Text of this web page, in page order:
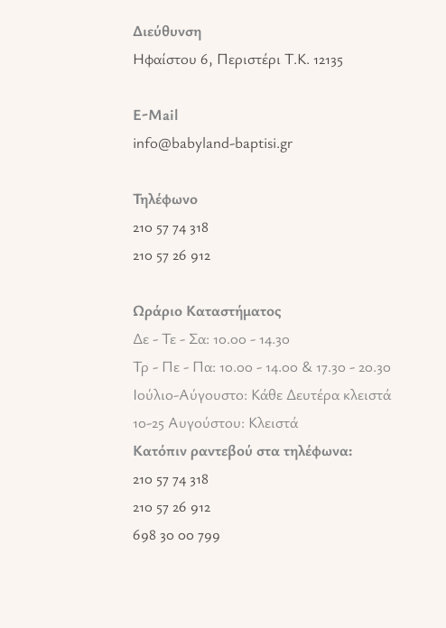
Διεύθυνση
Ηφαίστου 6, Περιστέρι T.K. 12135
E-Mail
info@babyland-baptisi.gr
Τηλέφωνο
210 57 74 318
210 57 26 912
Ωράριο Καταστήματος
Δε - Τε - Σα: 10.00 - 14.30
Τρ - Πε - Πα: 10.00 - 14.00 & 17.30 - 20.30
Ιούλιο-Αύγουστο: Κάθε Δευτέρα κλειστά
10-25 Αυγούστου: Κλειστά
Κατόπιν ραντεβού στα τηλέφωνα:
210 57 74 318
210 57 26 912
698 30 00 799